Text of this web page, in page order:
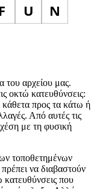
F U N
του αρχείου μας.
οκτώ κατευθύνσεις:
κάθετα προς τα κάτω ή
Από αυτές τις
με τη φυσική
τοποθετημένων
να διαβαστούν
που